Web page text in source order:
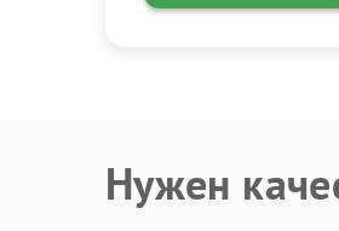
Нужен